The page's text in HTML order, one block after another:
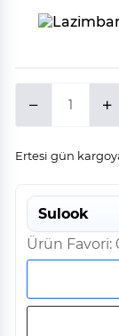
Ertesi gün
Sulook
Ürün Favori: